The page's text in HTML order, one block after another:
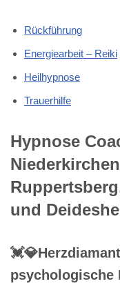
Rückführung
Energiearbeit – Reiki
Heilhypnose
Trauerhilfe
Hypnose
und
psychologische